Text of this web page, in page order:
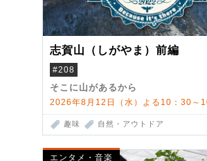
志賀山（しがやま）前編
#208
そこに山があるから
2026年8月12日（水）よる10：30～
趣味 自然・アウトドア
エンタメ・音楽